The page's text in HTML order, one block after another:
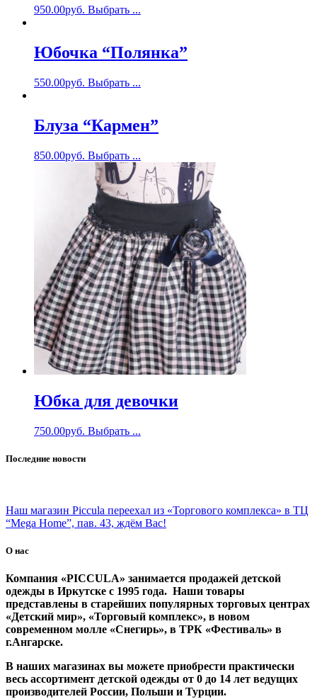
950.00руб. Выбрать ...
Юбочка “Полянка”
550.00руб. Выбрать ...
Блуза “Кармен”
850.00руб. Выбрать ...
Юбка для девочки
750.00руб. Выбрать ...
Последние новости
Наш магазин Piccula переехал из «Торгового комплекса» в ТЦ
“Mega Home”, пав. 43, ждём Вас!
О нас
Компания «PICCULA» занимается продажей детской
одежды в Иркутске с 1995 года. Наши товары
представлены в старейших популярных торговых центрах
«Детский мир», «Торговый комплекс», в новом
современном молле «Снегирь», в ТРК «Фестиваль» в
г.Ангарске.
В наших магазинах вы можете приобрести практически
весь ассортимент детской одежды от 0 до 14 лет ведущих
производителей России, Польши и Турции.